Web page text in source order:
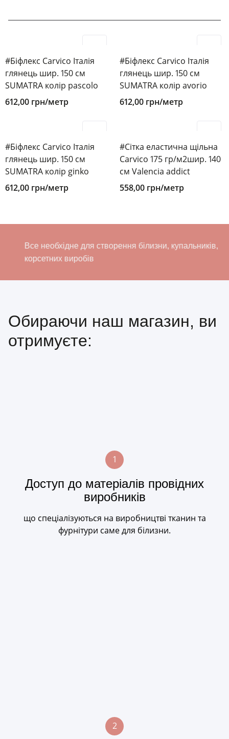
#Біфлекс Carvico Італія
глянець шир. 150 см
SUMATRA колір pascolo
612,00 грн/метр
#Біфлекс Carvico Італія
глянець шир. 150 см
SUMATRA колір avorio
612,00 грн/метр
#Біфлекс Carvico Італія
глянець шир. 150 см
SUMATRA колір ginko
612,00 грн/метр
#Сітка еластична щільна
Carvico 175 гр/м2шир. 140
см Valencia addict
558,00 грн/метр
для створення білизни, купальників,
виробів
Все
Обираючи наш магазин, ви
отримуєте:
1
Доступ до матеріалів провідних
виробників
що спеціалізуються на виробництві тканин та
фурнітури саме для білизни.
2